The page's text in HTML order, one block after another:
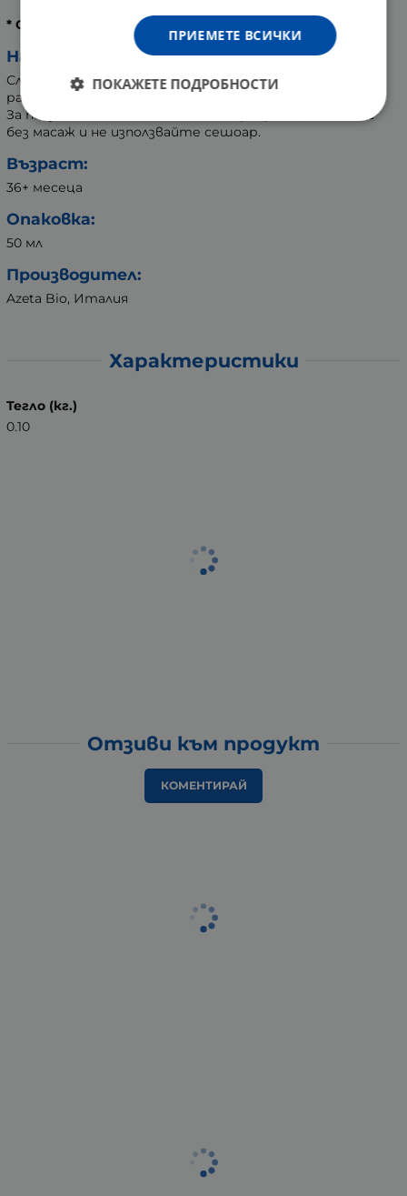
* Органична съставка.
Начин на употреба:
След шампоана, подсушете с кърпа косата,
разпределете гела и оформете желаната прическа.
За получаване на постоянен мокър ефект, нанесете
без масаж и не използвайте сешоар.
Възраст:
36+ месеца
Опаковка:
50 мл
Производител:
Azeta Bio, Италия
Характеристики
Тегло (кг.)
0.10
Отзиви към продукт
КОМЕНТИРАЙ
ПРИЕМЕТЕ ВСИЧКИ
ПОКАЖЕТЕ ПОДРОБНОСТИ